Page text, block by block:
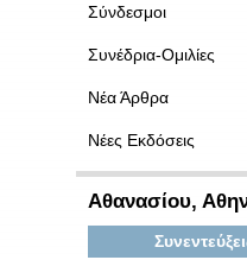
Σύνδεσμοι
Συνέδρια-Ομιλίες
Νέα Άρθρα
Νέες Εκδόσεις
Αθανασίου,